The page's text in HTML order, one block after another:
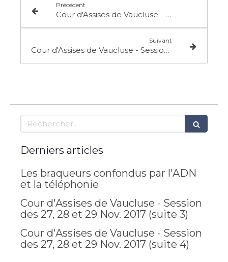
Précédent
Cour d'Assises de Vaucluse - Session des 27, 28 et 29 Nov. 2017 (suite)
Suivant
Cour d'Assises de Vaucluse - Session des 27, 28 et 29 Nov. 2017 (suite 4)
Rechercher
Derniers articles
Les braqueurs confondus par l'ADN
et la téléphonie
Cour d'Assises de Vaucluse - Session
des 27, 28 et 29 Nov. 2017 (suite 3)
Cour d'Assises de Vaucluse - Session
des 27, 28 et 29 Nov. 2017 (suite 4)